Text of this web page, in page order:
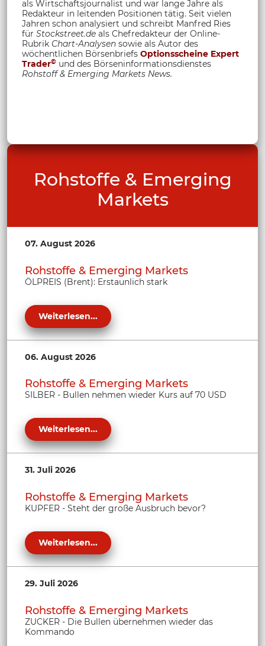
als Wirtschaftsjournalist und war lange Jahre als
Redakteur in leitenden Positionen tätig. Seit vielen
Jahren schon analysiert und schreibt Manfred Ries
für Stockstreet.de als Chefredakteur der Online-
Rubrik Chart-Analysen sowie als Autor des
wöchentlichen Börsenbriefs Optionsscheine Expert
Trader© und des Börseninformationsdienstes
Rohstoff & Emerging Markets News.
Rohstoffe & Emerging
Markets
07. August 2026
Rohstoffe & Emerging Markets
ÖLPREIS (Brent): Erstaunlich stark
Weiterlesen...
06. August 2026
Rohstoffe & Emerging Markets
SILBER - Bullen nehmen wieder Kurs auf 70 USD
Weiterlesen...
31. Juli 2026
Rohstoffe & Emerging Markets
KUPFER - Steht der große Ausbruch bevor?
Weiterlesen...
29. Juli 2026
Rohstoffe & Emerging Markets
ZUCKER - Die Bullen übernehmen wieder das
Kommando